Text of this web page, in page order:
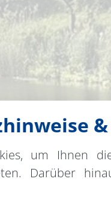
um Ihnen
Darüber